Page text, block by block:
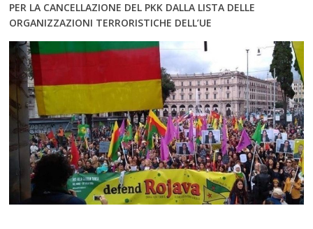
PER LA CANCELLAZIONE DEL PKK DALLA LISTA DELLE
ORGANIZZAZIONI TERRORISTICHE DELL’UE